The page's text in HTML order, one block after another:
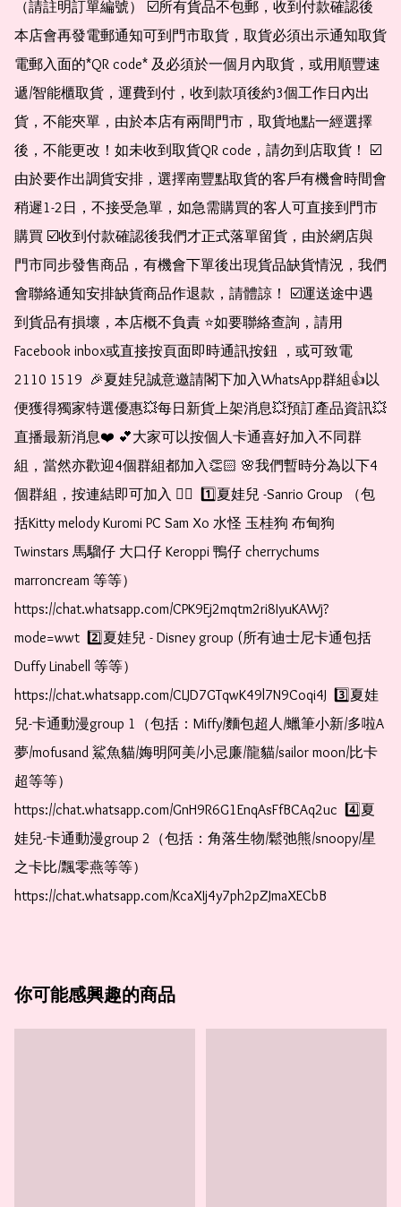
（請註明訂單編號） ☑️所有貨品不包郵，收到付款確認後
本店會再發電郵通知可到門市取貨，取貨必須出示通知取貨
電郵入面的*QR code* 及必須於一個月內取貨，或用順豐速
遞/智能櫃取貨，運費到付，收到款項後約3個工作日內出
貨，不能夾單，由於本店有兩間門市，取貨地點一經選擇
後，不能更改！如未收到取貨QR code，請勿到店取貨！ ☑️
由於要作出調貨安排，選擇南豐點取貨的客戶有機會時間會
稍遲1-2日，不接受急單，如急需購買的客人可直接到門市
購買 ☑️收到付款確認後我們才正式落單留貨，由於網店與
門市同步發售商品，有機會下單後出現貨品缺貨情況，我們
會聯絡通知安排缺貨商品作退款，請體諒！ ☑️運送途中遇
到貨品有損壞，本店概不負責 ⭐️如要聯絡查詢，請用
Facebook inbox或直接按頁面即時通訊按鈕 ，或可致電
2110 1519  🎉夏娃兒誠意邀請閣下加入WhatsApp群組👍以
便獲得獨家特選優惠💥每日新貨上架消息💥預訂產品資訊💥
直播最新消息❤️ 💕大家可以按個人卡通喜好加入不同群
組，當然亦歡迎4個群組都加入👏🏻 🌸我們暫時分為以下4
個群組，按連結即可加入 👇🏻  1️⃣夏娃兒 -Sanrio Group （包
括Kitty melody Kuromi PC Sam Xo 水怪 玉桂狗 布甸狗
Twinstars 馬騮仔 大口仔 Keroppi 鴨仔 cherrychums
marroncream 等等）
https://chat.whatsapp.com/CPK9Ej2mqtm2ri8IyuKAWj?
mode=wwt  2️⃣夏娃兒 - Disney group (所有迪士尼卡通包括
Duffy Linabell 等等）
https://chat.whatsapp.com/CLJD7GTqwK49l7N9Coqi4J  3️⃣夏娃
兒-卡通動漫group 1（包括：Miffy/麵包超人/蠟筆小新/多啦A
夢/mofusand 鯊魚貓/娒明阿美/小忌廉/龍貓/sailor moon/比卡
超等等）
https://chat.whatsapp.com/GnH9R6G1EnqAsFfBCAq2uc  4️⃣夏
娃兒-卡通動漫group 2（包括：角落生物/鬆弛熊/snoopy/星
之卡比/飄零燕等等）
https://chat.whatsapp.com/KcaXIj4y7ph2pZJmaXECbB
你可能感興趣的商品